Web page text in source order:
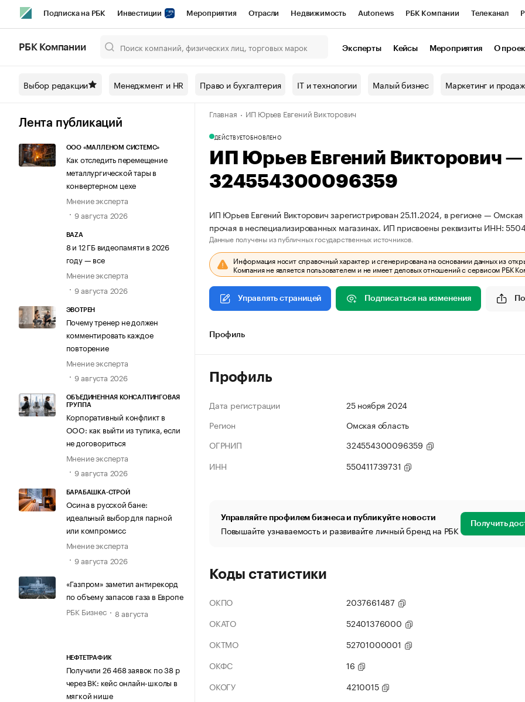
Подписка на РБК Инвестиции Мероприятия Отрасли Недвижимость Autonews РБК Компании Телеканал
Спецпроекты СПб Конференции СПб Спецпроекты Проверка контрагентов
Технологии и медиа Рынок наличной валюты
РБК Компании Эксперты Кейсы Мероприятия О
Выбор редакции Менеджмент и HR Право и бухгалтерия IT и технологии Малый бизнес Маркетинг и
Лента публикаций
ООО «МАЛЛЕНОМ СИСТЕМС»
Как отследить перемещение
металлургической тары в
конвертерном цехе
Мнение эксперта
9 августа 2026
BAZA
8 и 12 ГБ видеопамяти в 2026
году — все
Мнение эксперта
9 августа 2026
ЭВОТРЕН
Почему тренер не должен
комментировать каждое
повторение
Мнение эксперта
9 августа 2026
ОБЪЕДИНЕННАЯ КОНСАЛТИНГОВАЯ
ГРУППА
Корпоративный конфликт в
ООО: как выйти из тупика, если
не договориться
Мнение эксперта
9 августа 2026
БАРАБАШКА-СТРОЙ
Осина в русской бане:
идеальный выбор для парной
или компромисс
Мнение эксперта
9 августа 2026
«Газпром» заметил антирекорд
по объему запасов газа в Европе
РБК Бизнес
8 августа
НЕФТЕТРАФИК
Получили 26 468 заявок по 38 р
через ВК: кейс онлайн-школы в
мягкой нише
Главная ИП Юрьев Евгений Викторович
ДЕЙСТВУЕТОБНОВЛЕНО
ИП Юрьев Евгений Викторович
324554300096359
ИП Юрьев Евгений Викторович зарегистрирован 25.11.2024, в регионе —
прочая в неспециализированных магазинах. ИП присвоены реквизиты ИНН:
Данные получены из публичных государственных источников.
Информация носит справочный характер и сгенерирована на основании данных из
Компания не является пользователем и не имеет деловых отношений с сервисом РБК
Управлять страницей Подписаться на изменения
Профиль
Профиль
Дата регистрации
25 ноября 2024
Регион
Омская область
ОГРНИП
324554300096359
ИНН
550411739731
Управляйте профилем бизнеса и публикуйте новости
Повышайте узнаваемость и развивайте личный бренд на РБК Получить
Коды статистики
ОКПО
2037661487
ОКАТО
52401376000
ОКТМО
52701000001
ОКФС
16
ОКОГУ
4210015